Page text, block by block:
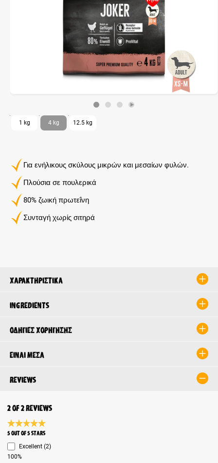
Για ενήλικους σκύλους μικρών και μεσαίων φυλών.
Πλούσια σε πουλερικά
80% ζωική πρωτεΐνη
Συνταγή χωρίς σιτηρά
1 kg 4 kg 12.5 kg
Χαρακτηριστικά
Ingredients
Οδηγίες χορήγησης
Είναι μέσα
Reviews
2 of 2 reviews
Average rating 5 of 5 Stars
5 out of 5 stars
Excellent (2)
100%